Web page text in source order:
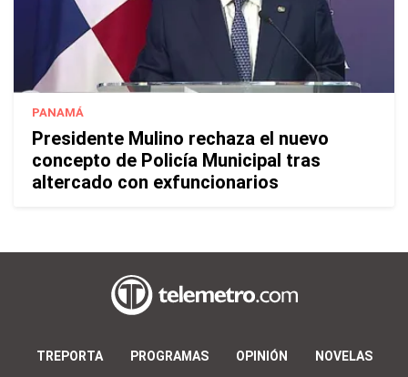
PANAMÁ
Presidente Mulino rechaza el nuevo
concepto de Policía Municipal tras
altercado con exfuncionarios
TREPORTA PROGRAMAS OPINIÓN NOVELAS